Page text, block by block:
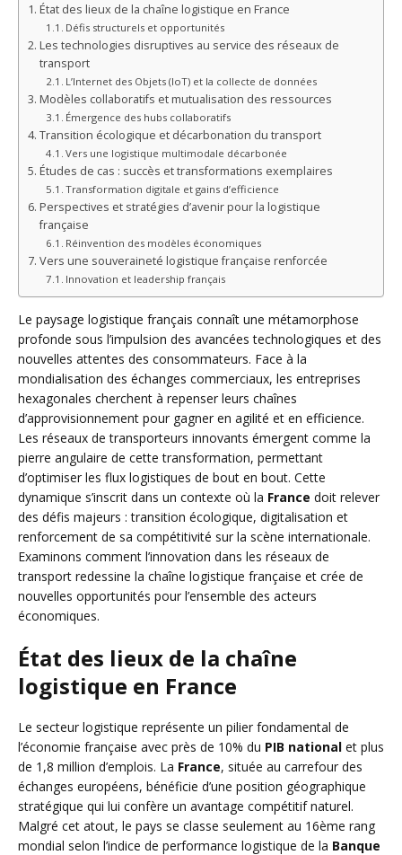
État des lieux de la chaîne logistique en France
Défis structurels et opportunités
Les technologies disruptives au service des réseaux de
transport
L’Internet des Objets (IoT) et la collecte de données
Modèles collaboratifs et mutualisation des ressources
Émergence des hubs collaboratifs
Transition écologique et décarbonation du transport
Vers une logistique multimodale décarbonée
Études de cas : succès et transformations exemplaires
Transformation digitale et gains d’efficience
Perspectives et stratégies d’avenir pour la logistique
française
Réinvention des modèles économiques
Vers une souveraineté logistique française renforcée
Innovation et leadership français
Le paysage logistique français connaît une métamorphose
profonde sous l’impulsion des avancées technologiques et des
nouvelles attentes des consommateurs. Face à la
mondialisation des échanges commerciaux, les entreprises
hexagonales cherchent à repenser leurs chaînes
d’approvisionnement pour gagner en agilité et en efficience.
Les réseaux de transporteurs innovants émergent comme la
pierre angulaire de cette transformation, permettant
d’optimiser les flux logistiques de bout en bout. Cette
dynamique s’inscrit dans un contexte où la France doit relever
des défis majeurs : transition écologique, digitalisation et
renforcement de sa compétitivité sur la scène internationale.
Examinons comment l’innovation dans les réseaux de
transport redessine la chaîne logistique française et crée de
nouvelles opportunités pour l’ensemble des acteurs
économiques.
État des lieux de la chaîne
logistique en France
Le secteur logistique représente un pilier fondamental de
l’économie française avec près de 10% du PIB national et plus
de 1,8 million d’emplois. La France, située au carrefour des
échanges européens, bénéficie d’une position géographique
stratégique qui lui confère un avantage compétitif naturel.
Malgré cet atout, le pays se classe seulement au 16ème rang
mondial selon l’indice de performance logistique de la Banque